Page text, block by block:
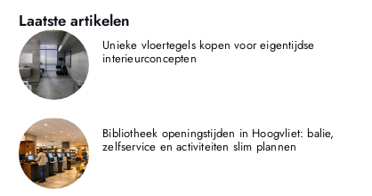
Laatste artikelen
Unieke vloertegels kopen voor eigentijdse
interieurconcepten
Bibliotheek openingstijden in Hoogvliet: balie,
zelfservice en activiteiten slim plannen